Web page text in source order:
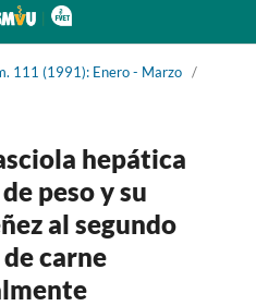
111 (1991): Enero - Marzo /
hepática
peso y su
al segundo
carne